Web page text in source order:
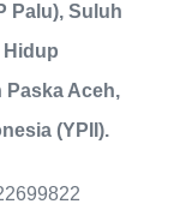
Palu), Suluh
Paska Aceh,
(YPII).